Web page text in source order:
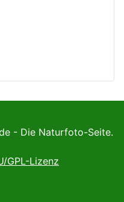
- Die Naturfoto-Seite.
GPL-Lizenz